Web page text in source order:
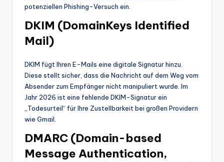
potenziellen Phishing-Versuch ein.
DKIM (DomainKeys Identified
Mail)
DKIM fügt Ihren E-Mails eine digitale Signatur hinzu.
Diese stellt sicher, dass die Nachricht auf dem Weg vom
Absender zum Empfänger nicht manipuliert wurde. Im
Jahr 2026 ist eine fehlende DKIM-Signatur ein
„Todesurteil“ für Ihre Zustellbarkeit bei großen Providern
wie Gmail.
DMARC (Domain-based
Message Authentication,